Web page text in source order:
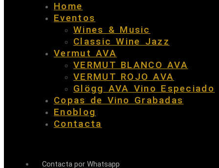
Home
Eventos
Wines & Music
Classic Wine Jazz
Vermut AVA
VERMUT BLANCO AVA
VERMUT ROJO AVA
Glögg AVA Vino Especiado
Copas de Vino Grabadas
Enoblog
Contacta
Contacta por Whatsapp